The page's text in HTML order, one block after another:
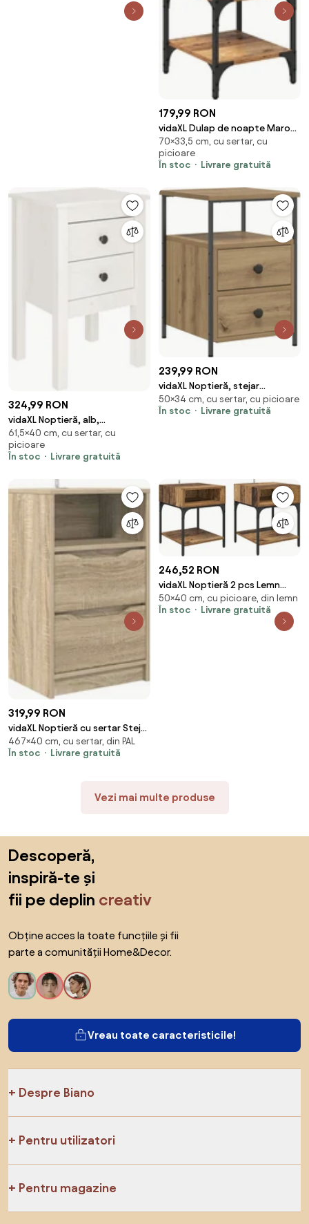
179,99 RON
vidaXL Dulap de noapte Maro
33.5 x 36 x 70 cm Lemn
recuperat masiv
70×33,5 cm, cu sertar, cu
picioare
În stoc
Livrare gratuită
324,99 RON
vidaXL Noptieră, alb,
40x35x61,5 cm, lemn masiv de
pin
61,5×40 cm, cu sertar, cu
picioare
În stoc
Livrare gratuită
239,99 RON
vidaXL Noptieră, stejar
artizanal, 34x35,5x50 cm, lemn
prelucrat
50×34 cm, cu sertar, cu picioare
În stoc
Livrare gratuită
319,99 RON
vidaXL Noptieră cu sertar Stejar
Sonoma 40 x 30 x 467 cm Lemn
compozit
467×40 cm, cu sertar, din PAL
În stoc
Livrare gratuită
246,52 RON
vidaXL Noptieră 2 pcs Lemn
vechi 40 x 40 x 50 cm Lemn
compozit
50×40 cm, cu picioare, din lemn
În stoc
Livrare gratuită
Vezi mai multe produse
Descoperă,
inspiră-te și
fii pe deplin creativ
Obține acces la toate funcțiile și fii
parte a comunității Home&Decor.
Vreau toate caracteristicile!
Despre Biano
Pentru utilizatori
Pentru magazine